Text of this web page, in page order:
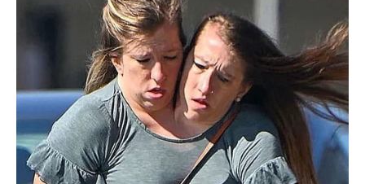
Ostavite smesu da se malo prohladi kako ne bi otopila
gornji sloj torte.
Ravnomerno prelijte preko torte, praveći glatku
površinu ili lagane šare po želji.
Vratite u frižider na finalno hlađenje, minimum 1–2
sata.